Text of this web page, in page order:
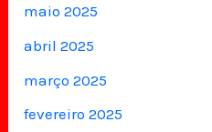
maio 2025
abril 2025
março 2025
fevereiro 2025